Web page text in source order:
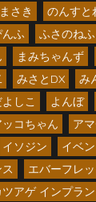
さき のんすと
んふ ふさのね
まみちゃんず
みさとDX み
しこ よんぼ
ッコちゃん
ア
イソジン イベン
エバーフレ
ツアゲ インプラン